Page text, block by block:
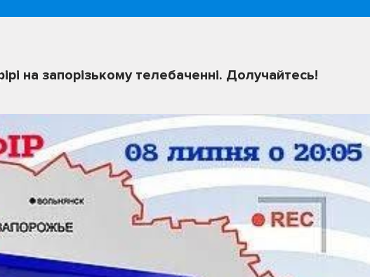
на запорізькому телебаченні. Долучайтесь!